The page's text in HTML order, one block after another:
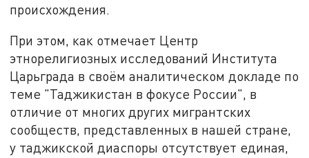
происхождения.
При этом, как отмечает Центр
этнорелигиозных исследований Института
Царьграда в своём аналитическом докладе по
теме "Таджикистан в фокусе России", в
отличие от многих других мигрантских
сообществ, представленных в нашей стране,
у таджикской диаспоры отсутствует единая,